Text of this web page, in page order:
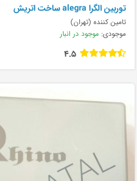
توربین الگرا alegra ساخت اتریش
تامین کننده (تهران)
موجودی: موجود در انبار
4.5